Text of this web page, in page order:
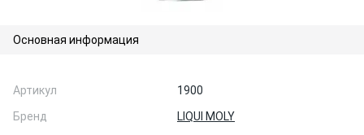
Основная информация
Артикул
1900
Бренд
LIQUI MOLY